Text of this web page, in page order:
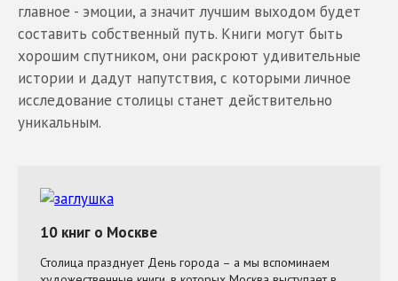
главное - эмоции, а значит лучшим выходом будет
составить собственный путь. Книги могут быть
хорошим спутником, они раскроют удивительные
истории и дадут напутствия, с которыми личное
исследование столицы станет действительно
уникальным.